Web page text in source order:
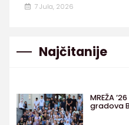
7 Jula, 2026
Najčitanije
MREŽA
gradova